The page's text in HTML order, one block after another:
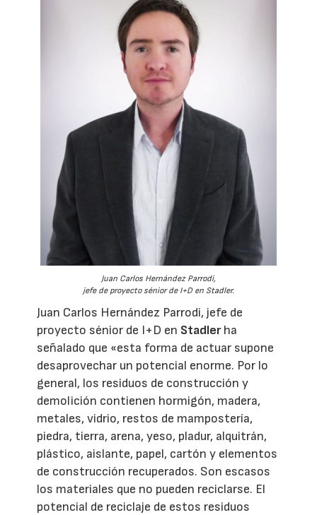
Juan Carlos Hernández Parrodi,
jefe de proyecto sénior de I+D en Stadler.
Juan Carlos Hernández Parrodi, jefe de
proyecto sénior de I+D en Stadlerha
señalado que «esta forma de actuar supone
desaprovechar un potencial enorme. Por lo
general, los residuos de construcción y
demolición contienen hormigón, madera,
metales, vidrio, restos de mampostería,
piedra, tierra, arena, yeso, pladur, alquitrán,
plástico, aislante, papel, cartón y elementos
de construcción recuperados. Son escasos
los materiales que no pueden reciclarse. El
potencial de reciclaje de estos residuos